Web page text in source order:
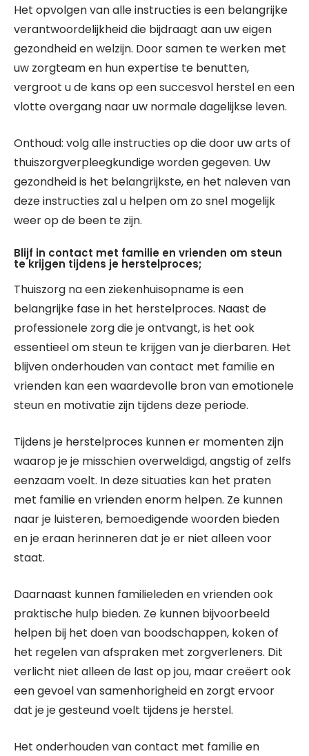
Het opvolgen van alle instructies is een belangrijke
verantwoordelijkheid die bijdraagt aan uw eigen
gezondheid en welzijn. Door samen te werken met
uw zorgteam en hun expertise te benutten,
vergroot u de kans op een succesvol herstel en een
vlotte overgang naar uw normale dagelijkse leven.
Onthoud: volg alle instructies op die door uw arts of
thuiszorgverpleegkundige worden gegeven. Uw
gezondheid is het belangrijkste, en het naleven van
deze instructies zal u helpen om zo snel mogelijk
weer op de been te zijn.
Blijf in contact met familie en vrienden om steun
te krijgen tijdens je herstelproces;
Thuiszorg na een ziekenhuisopname is een
belangrijke fase in het herstelproces. Naast de
professionele zorg die je ontvangt, is het ook
essentieel om steun te krijgen van je dierbaren. Het
blijven onderhouden van contact met familie en
vrienden kan een waardevolle bron van emotionele
steun en motivatie zijn tijdens deze periode.
Tijdens je herstelproces kunnen er momenten zijn
waarop je je misschien overweldigd, angstig of zelfs
eenzaam voelt. In deze situaties kan het praten
met familie en vrienden enorm helpen. Ze kunnen
naar je luisteren, bemoedigende woorden bieden
en je eraan herinneren dat je er niet alleen voor
staat.
Daarnaast kunnen familieleden en vrienden ook
praktische hulp bieden. Ze kunnen bijvoorbeeld
helpen bij het doen van boodschappen, koken of
het regelen van afspraken met zorgverleners. Dit
verlicht niet alleen de last op jou, maar creëert ook
een gevoel van samenhorigheid en zorgt ervoor
dat je je gesteund voelt tijdens je herstel.
Het onderhouden van contact met familie en